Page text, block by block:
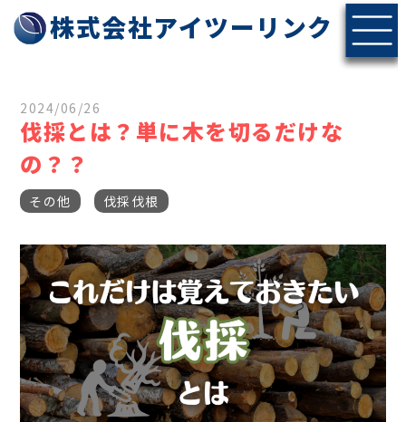
株式会社アイツーリンク
2024/06/26
伐採とは？単に木を切るだけな
の？？
その他 伐採伐根